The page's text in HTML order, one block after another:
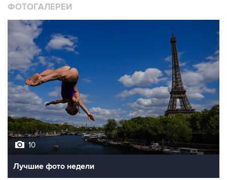
10
Лучшие фото недели